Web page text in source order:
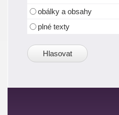
obálky a obsahy
plné texty